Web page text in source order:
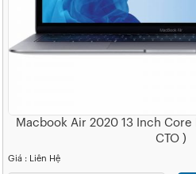
Macbook Air 2020 13 Inch Core
CTO )
Giá : Liên Hệ